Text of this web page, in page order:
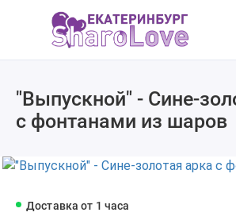
"Выпускной" - Сине-
с фонтанами из шаров
Доставка от 1 часа